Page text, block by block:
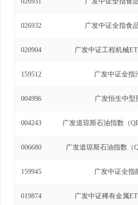
026932 广发中证全指食
020904 广发中证工程机械
159512 广发中证全指
004996 广发恒生中型
004243 广发道琼斯石油指数（
006680 广发道琼斯石油指数（
159945 广发中证全指
019874 广发中证稀有金属